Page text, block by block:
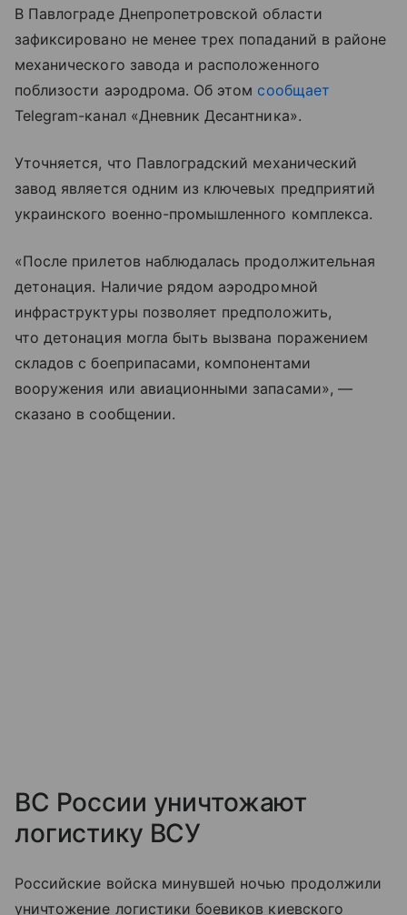
В Павлограде Днепропетровской области
зафиксировано не менее трех попаданий в районе
механического завода и расположенного
поблизости аэродрома. Об этом сообщает
Telegram-канал «Дневник Десантника».
Уточняется, что Павлоградский механический
завод является одним из ключевых предприятий
украинского военно-промышленного комплекса.
«После прилетов наблюдалась продолжительная
детонация. Наличие рядом аэродромной
инфраструктуры позволяет предположить,
что детонация могла быть вызвана поражением
складов с боеприпасами, компонентами
вооружения или авиационными запасами», —
сказано в сообщении.
ВС России уничтожают
логистику ВСУ
Российские войска минувшей ночью продолжили
уничтожение логистики боевиков киевского